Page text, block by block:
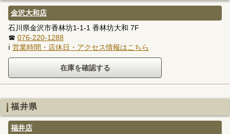
金沢大和店
石川県金沢市香林坊1-1-1 香林坊大和 7F
☎ 076-220-1288
ℹ 営業時間・店休日・アクセス情報はこちら
福井県
福井店